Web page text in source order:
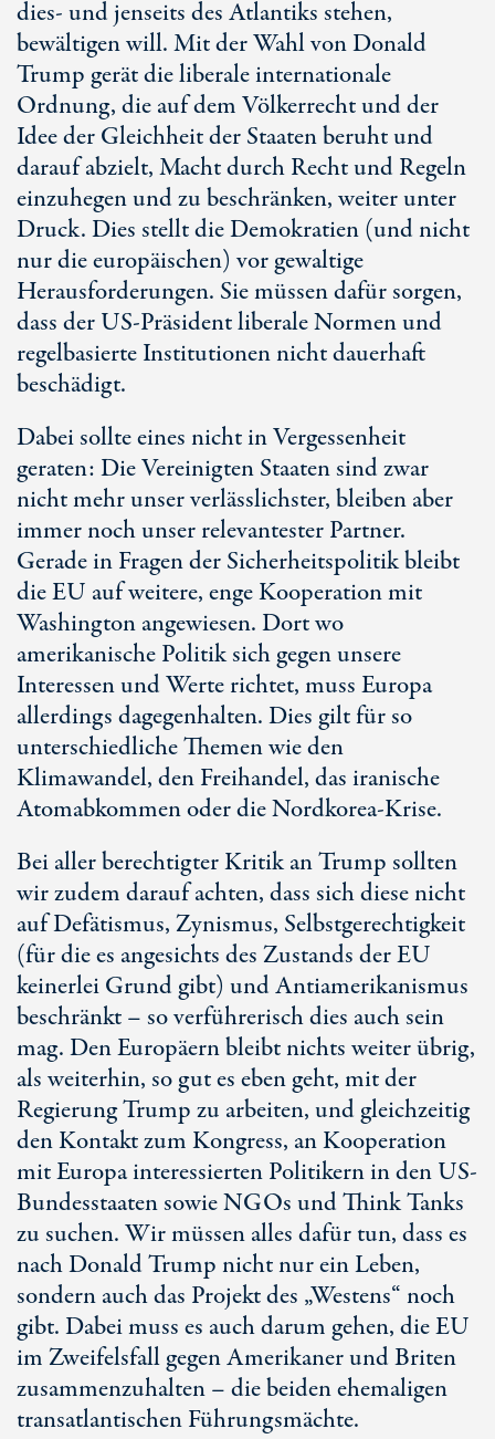
dies- und jenseits des Atlantiks stehen,
bewältigen will. Mit der Wahl von Donald
Trump gerät die liberale internationale
Ordnung, die auf dem Völkerrecht und der
Idee der Gleichheit der Staaten beruht und
darauf abzielt, Macht durch Recht und Regeln
einzuhegen und zu beschränken, weiter unter
Druck. Dies stellt die Demokratien (und nicht
nur die europäischen) vor gewaltige
Herausforderungen. Sie müssen dafür sorgen,
dass der US-Präsident liberale Normen und
regelbasierte Institutionen nicht dauerhaft
beschädigt.
Dabei sollte eines nicht in Vergessenheit
geraten: Die Vereinigten Staaten sind zwar
nicht mehr unser verlässlichster, bleiben aber
immer noch unser relevantester Partner.
Gerade in Fragen der Sicherheitspolitik bleibt
die EU auf weitere, enge Kooperation mit
Washington angewiesen. Dort wo
amerikanische Politik sich gegen unsere
Interessen und Werte richtet, muss Europa
allerdings dagegenhalten. Dies gilt für so
unterschiedliche Themen wie den
Klimawandel, den Freihandel, das iranische
Atomabkommen oder die Nordkorea-Krise.
Bei aller berechtigter Kritik an Trump sollten
wir zudem darauf achten, dass sich diese nicht
auf Defätismus, Zynismus, Selbstgerechtigkeit
(für die es angesichts des Zustands der EU
keinerlei Grund gibt) und Antiamerikanismus
beschränkt – so verführerisch dies auch sein
mag. Den Europäern bleibt nichts weiter übrig,
als weiterhin, so gut es eben geht, mit der
Regierung Trump zu arbeiten, und gleichzeitig
den Kontakt zum Kongress, an Kooperation
mit Europa interessierten Politikern in den US-
Bundesstaaten sowie NGOs und Think Tanks
zu suchen. Wir müssen alles dafür tun, dass es
nach Donald Trump nicht nur ein Leben,
sondern auch das Projekt des „Westens“ noch
gibt. Dabei muss es auch darum gehen, die EU
im Zweifelsfall gegen Amerikaner und Briten
zusammenzuhalten – die beiden ehemaligen
transatlantischen Führungsmächte.